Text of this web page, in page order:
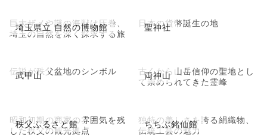
埼玉県立 自然の博物館
巨大ザメや謎の海獣は圧巻、
埼玉の自然を深く探求する旅
聖神社
日本の貨幣誕生の地
武甲山
伝説が秩父盆地のシンボル 両神山
古くから山岳信仰の聖地とし
て崇められてきた霊峰
秩父ふるさと館
昭和初期の商家の雰囲気を残
した秩父の観光拠点
ちちぶ銘仙館
独特の美しさを誇る絹織物、
伝統工芸の魅力